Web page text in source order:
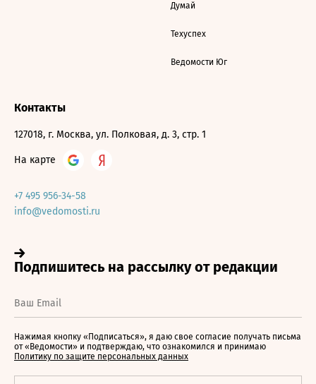
Думай
Техуспех
Ведомости Юг
Контакты
127018, г. Москва, ул. Полковая, д. 3, стр. 1
На карте
+7 495 956-34-58
info@vedomosti.ru
Нажимая кнопку «Подписаться», я даю свое согласие получать письма
от «Ведомости» и подтверждаю, что ознакомился и принимаю
Политику по защите персональных данных